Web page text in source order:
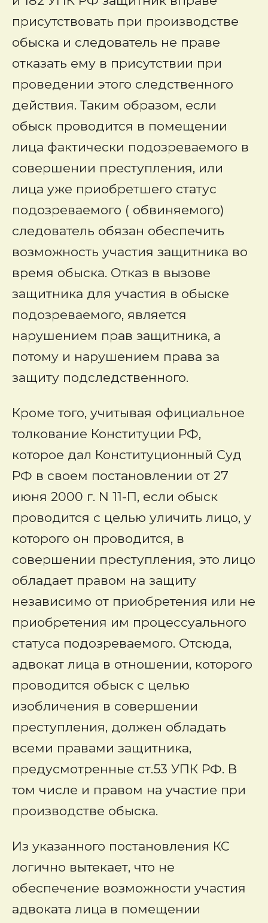
присутствовать при производстве
обыска и следователь не праве
отказать ему в присутствии при
проведении этого следственного
действия. Таким образом, если
обыск проводится в помещении
лица фактически подозреваемого в
совершении преступления, или
лица уже приобретшего статус
подозреваемого ( обвиняемого)
следователь обязан обеспечить
возможность участия защитника во
время обыска. Отказ в вызове
защитника для участия в обыске
подозреваемого, является
нарушением прав защитника, а
потому и нарушением права за
защиту подследственного.
Кроме того, учитывая официальное
толкование Конституции РФ,
которое дал Конституционный Суд
РФ в своем постановлении от 27
июня 2000 г. N 11-П, если обыск
проводится с целью уличить лицо, у
которого он проводится, в
совершении преступления, это лицо
обладает правом на защиту
независимо от приобретения или не
приобретения им процессуального
статуса подозреваемого. Отсюда,
адвокат лица в отношении, которого
проводится обыск с целью
изобличения в совершении
преступления, должен обладать
всеми правами защитника,
предусмотренные ст.53 УПК РФ. В
том числе и правом на участие при
производстве обыска.
Из указанного постановления КС
логично вытекает, что не
обеспечение возможности участия
адвоката лица в помещении